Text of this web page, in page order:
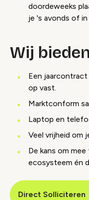
doordeweeks
je 's avonds of
Wij
Een
op vast.
Marktconform
Laptop en
Veel vrijheid om
De kans om
ecosysteem én
Direct Solliciteren